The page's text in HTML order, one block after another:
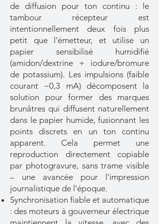
de diffusion pour ton continu : le
tambour récepteur est
intentionnellement deux fois plus
petit que l'émetteur, et utilise un
papier sensibilisé humidifié
(amidon/dextrine + iodure/bromure
de potassium). Les impulsions (faible
courant ~0,3 mA) décomposent la
solution pour former des marques
brunâtres qui diffusent naturellement
dans le papier humide, fusionnant les
points discrets en un ton continu
apparent. Cela permet une
reproduction directement copiable
par photogravure, sans trame visible
– une avancée pour l'impression
journalistique de l'époque.
Synchronisation fiable et automatique
: des moteurs à gouverneur électrique